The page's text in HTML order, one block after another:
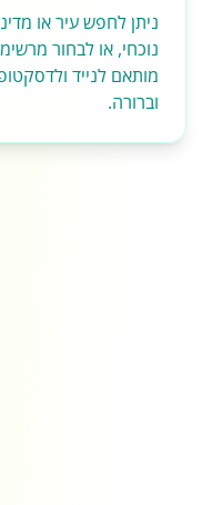
ניתן לחפש עיר או
נוכחי, או לבחור
מותאם לנייד
וברורה.